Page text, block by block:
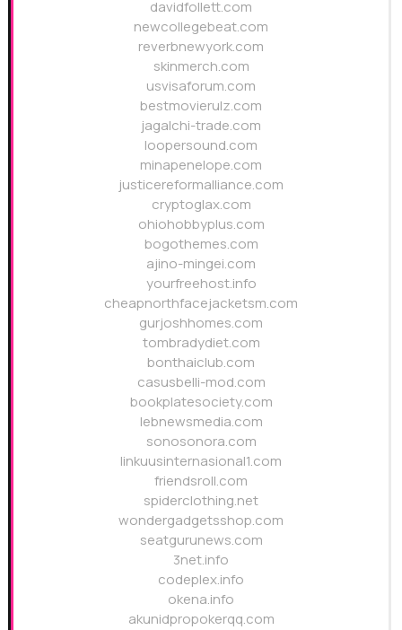
davidfollett.com
newcollegebeat.com
reverbnewyork.com
skinmerch.com
usvisaforum.com
bestmovierulz.com
jagalchi-trade.com
loopersound.com
minapenelope.com
justicereformalliance.com
cryptoglax.com
ohiohobbyplus.com
bogothemes.com
ajino-mingei.com
yourfreehost.info
cheapnorthfacejacketsm.com
gurjoshhomes.com
tombradydiet.com
bonthaiclub.com
casusbelli-mod.com
bookplatesociety.com
lebnewsmedia.com
sonosonora.com
linkuusinternasional1.com
friendsroll.com
spiderclothing.net
wondergadgetsshop.com
seatgurunews.com
3net.info
codeplex.info
okena.info
akunidpropokerqq.com